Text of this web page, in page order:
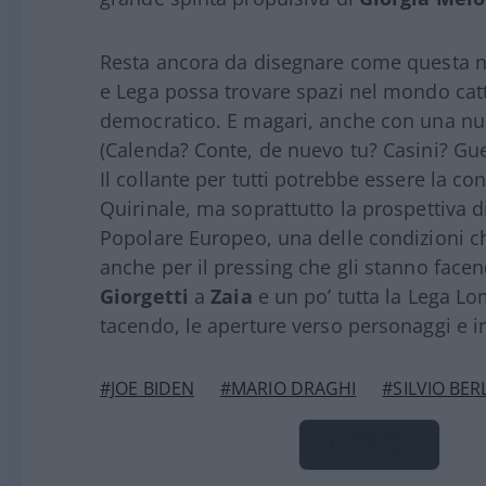
Resta ancora da disegnare come questa
e Lega possa trovare spazi nel mondo
democratico. E magari, anche con una
(Calenda? Conte, de nuevo tu? Casini?
Il collante per tutti potrebbe essere la
Quirinale, ma soprattutto la prospettiva
Popolare Europeo, una delle condizioni
anche per il pressing che gli stanno
Giorgetti aZaia e un po’ tutta la Lega
tacendo, le aperture verso personaggi e
#JOE BIDEN #MARIO DRAGHI #SILVIO